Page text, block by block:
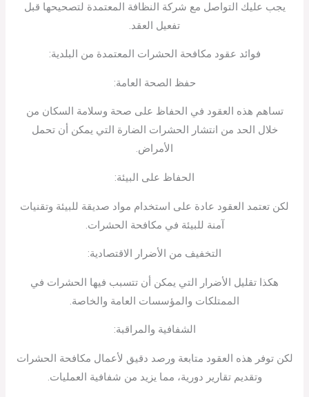
يجب عليك التواصل مع شركة النظافة المعتمدة لتصحيحها قبل
تفعيل العقد.
فوائد عقود مكافحة الحشرات المعتمدة من البلدية:
حفظ الصحة العامة:
تساهم هذه العقود في الحفاظ على صحة وسلامة السكان من
خلال الحد من انتشار الحشرات الضارة التي يمكن أن تحمل
الأمراض.
الحفاظ على البيئة:
لكن تعتمد العقود عادة على استخدام مواد صديقة للبيئة وتقنيات
آمنة للبيئة في مكافحة الحشرات.
التخفيف من الأضرار الاقتصادية:
هكذا تقليل الأضرار التي يمكن أن تتسبب فيها الحشرات في
الممتلكات والمؤسسات العامة والخاصة.
الشفافية والمراقبة:
لكن توفر هذه العقود متابعة ورصد دقيق لأعمال مكافحة الحشرات
وتقديم تقارير دورية، مما يزيد من شفافية العمليات.